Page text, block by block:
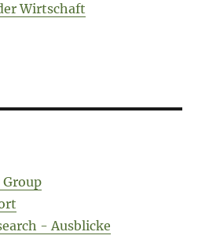
Wirtschaft
- Ausblicke